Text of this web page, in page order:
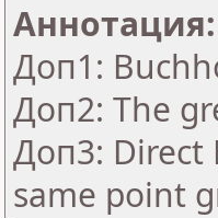
Аннотация:
Доп1:
Доп2: The
Доп3: Direct
same point